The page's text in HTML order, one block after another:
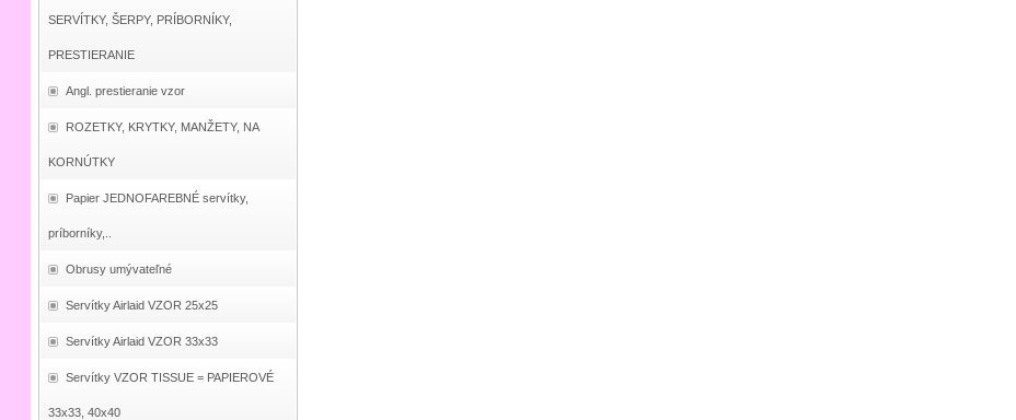
SERVÍTKY, ŠERPY, PRÍBORNÍKY,
PRESTIERANIE
Angl. prestieranie vzor
ROZETKY, KRYTKY, MANŽETY, NA
KORNÚTKY
Papier JEDNOFAREBNÉ servítky,
príborníky,..
Obrusy umývateľné
Servítky Airlaid VZOR 25x25
Servítky Airlaid VZOR 33x33
Servítky VZOR TISSUE = PAPIEROVÉ
33x33, 40x40